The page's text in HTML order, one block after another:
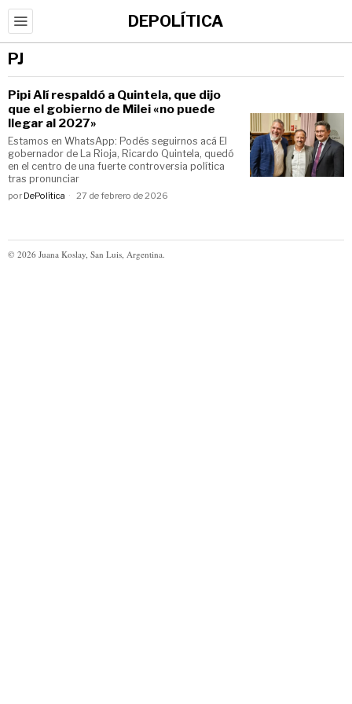
DEPOLÍTICA
PJ
Pipi Alí respaldó a Quintela, que dijo
que el gobierno de Milei «no puede
llegar al 2027»
Estamos en WhatsApp: Podés seguirnos acá El
gobernador de La Rioja, Ricardo Quintela, quedó
en el centro de una fuerte controversia política
tras pronunciar
por DePolítica 27 de febrero de 2026
© 2026 Juana Koslay, San Luis, Argentina.